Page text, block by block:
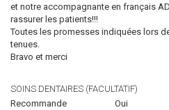
et notre accompagnante en français
rassurer les patients!!!
Toutes les promesses indiquées lors
tenues.
Bravo et merci
SOINS DENTAIRES (FACULTATIF)
Recommande
Oui